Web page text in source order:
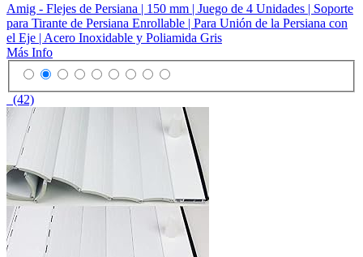
Amig - Flejes de Persiana | 150 mm | Juego de 4 Unidades | Soporte
para Tirante de Persiana Enrollable | Para Unión de la Persiana con
el Eje | Acero Inoxidable y Poliamida Gris
Más Info
(42)